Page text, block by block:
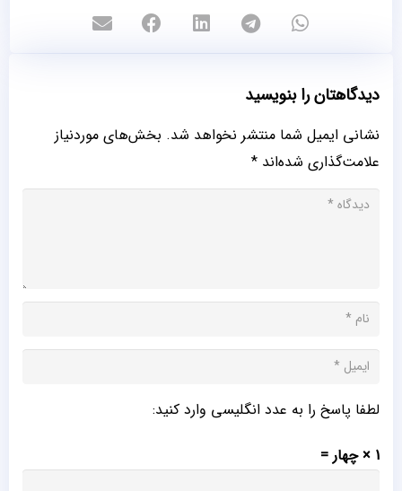
دیدگاهتان را بنویسید
نشانی ایمیل شما منتشر نخواهد شد. بخش‌های موردنیاز
علامت‌گذاری شده‌اند *
لطفا پاسخ را به عدد انگلیسی وارد کنید:
1 × چهار =